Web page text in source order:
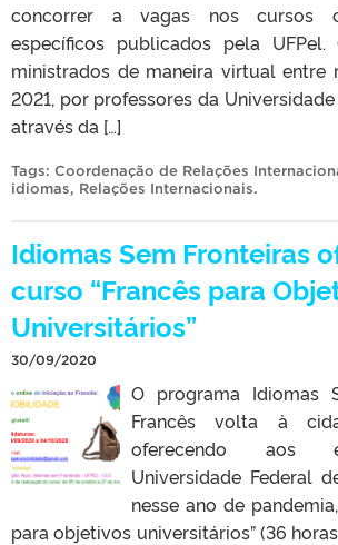
concorrer a vagas nos cursos
específicos publicados pela UFPel.
ministrados de maneira virtual entre
2021, por professores da
através da […]
Tags: Coordenação de Relações
idiomas, Relações Internacionais.
Idiomas Sem Fronteiras
curso “Francês para
Universitários”
30/09/2020
O programa Idiomas
Francês volta à
oferecendo aos
Universidade Federal
nesse ano de
para objetivos universitários” (36